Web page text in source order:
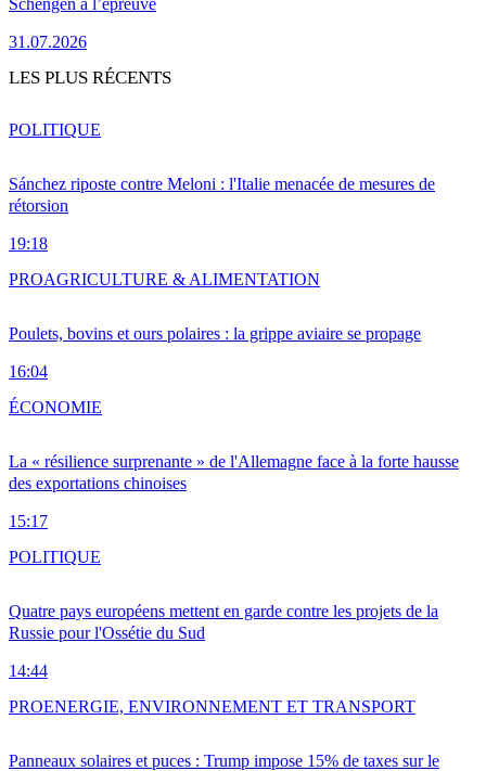
31.07.2026
LES PLUS RÉCENTS
Sánchez riposte contre Meloni : l'Italie menacée de mesures de
rétorsion
19:18
POLITIQUE
Poulets, bovins et ours polaires : la grippe aviaire se propage
16:04
PROAGRICULTURE & ALIMENTATION
La « résilience surprenante » de l'Allemagne face à la forte hausse
des exportations chinoises
15:17
ÉCONOMIE
Quatre pays européens mettent en garde contre les projets de la
Russie pour l'Ossétie du Sud
14:44
POLITIQUE
Panneaux solaires et puces : Trump impose 15% de taxes sur le
PROENERGIE, ENVIRONNEMENT ET TRANSPORT